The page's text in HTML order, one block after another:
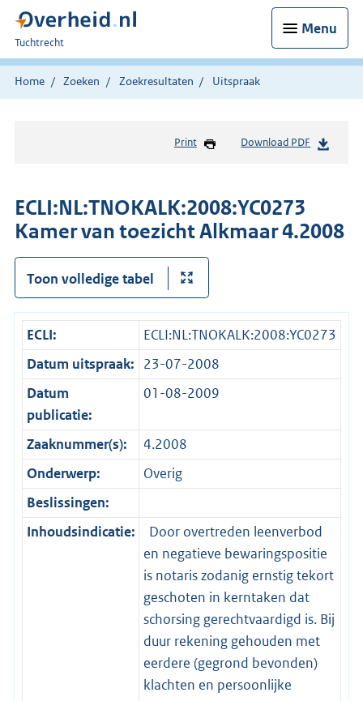
Menu
U
bent
hier:
Tuchtrecht
Home Zoeken Zoekresultaten Uitspraak
Print Download PDF
ECLI:NL:TNOKALK:2008:YC0273
Kamer van toezicht Alkmaar 4.2008
Toon volledige tabel
ECLI:
ECLI:NL:TNOKALK:2008:YC0273
Datum uitspraak: 23-07-2008
Datum
publicatie:
01-08-2009
Zaaknummer(s):
4.2008
Onderwerp:
Overig
Beslissingen:
Inhoudsindicatie:
Door overtreden leenverbod
en negatieve bewaringspositie
is notaris zodanig ernstig tekort
geschoten in kerntaken dat
schorsing gerechtvaardigd is. Bij
duur rekening gehouden met
eerdere (gegrond bevonden)
klachten en persoonlijke